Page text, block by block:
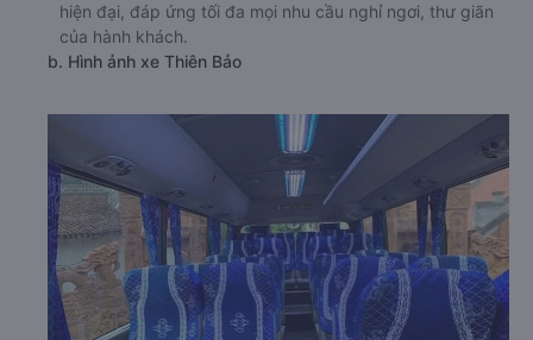
hiện đại, đáp ứng tối đa mọi nhu cầu nghỉ ngơi, thư giãn
của hành khách.
b. Hình ảnh xe Thiên Bảo